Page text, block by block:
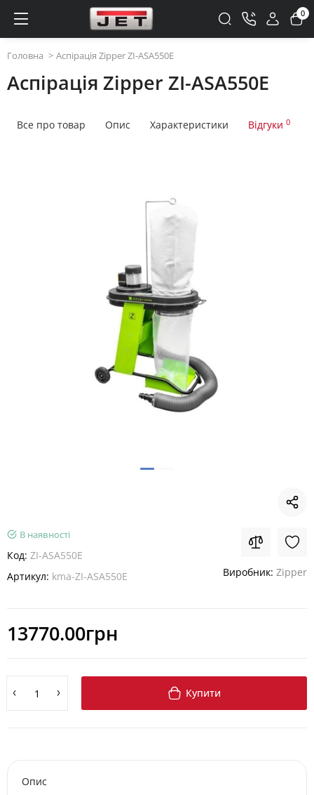
0
Головна Аспірація Zipper ZI-ASA550E
Аспірація Zipper ZI-ASA550E
Все про товар Опис Характеристики Відгуки 0
В наявності
Код: ZI-ASA550E
Артикул: kma-ZI-ASA550E Виробник: Zipper
13770.00грн
Купити
Опис